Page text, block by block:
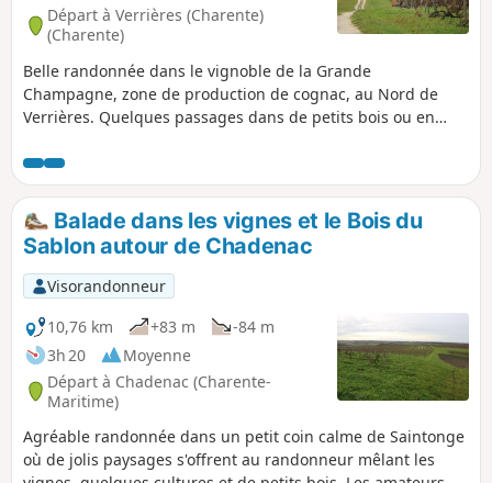
Départ à Verrières (Charente)
(Charente)
Belle randonnée dans le vignoble de la Grande
Champagne, zone de production de cognac, au Nord de
Verrières. Quelques passages dans de petits bois ou en
d'où un renouvellement constant du paysage. Le circuit
permet également de s'intéresser au patrimoine bâti local
et religieux avec l'église paroissiale Saint-Palais.
Balade dans les vignes et le Bois du
Sablon autour de Chadenac
Visorandonneur
10,76 km
+83 m
-84 m
3h 20
Moyenne
Départ à Chadenac (Charente-
Maritime)
Agréable randonnée dans un petit coin calme de Saintonge
où de jolis paysages s'offrent au randonneur mêlant les